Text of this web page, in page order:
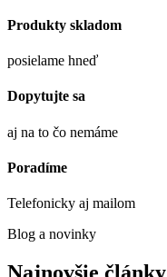
Produkty skladom
posielame hneď
Dopytujte sa
aj na to čo nemáme
Poradíme
Telefonicky aj mailom
Blog a novinky